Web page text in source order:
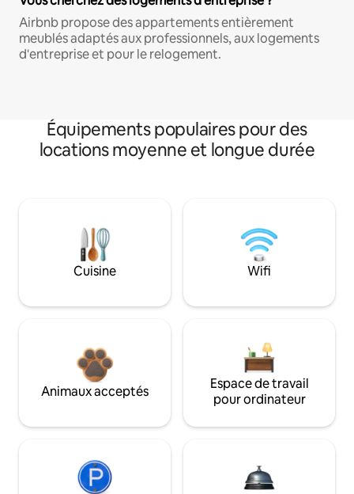
Airbnb propose des appartements entièrement
meublés adaptés aux professionnels, aux logements
d'entreprise et pour le relogement.
Équipements populaires pour des
locations moyenne et longue durée
Cuisine Wifi
Animaux acceptés
Espace de travail
pour ordinateur